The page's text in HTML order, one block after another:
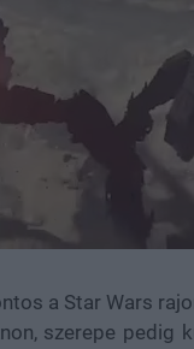
a Star Wars
szerepe pedig